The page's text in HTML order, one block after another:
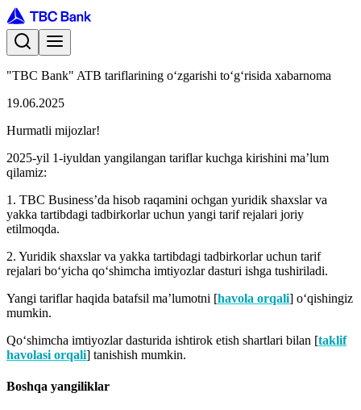
"TBC Bank" ATB tariflarining o‘zgarishi to‘g‘risida xabarnoma
19.06.2025
Hurmatli mijozlar!
2025-yil 1-iyuldan yangilangan tariflar kuchga kirishini ma’lum
qilamiz:
1. TBC Business’da hisob raqamini ochgan yuridik shaxslar va
yakka tartibdagi tadbirkorlar uchun yangi tarif rejalari joriy
etilmoqda.
2. Yuridik shaxslar va yakka tartibdagi tadbirkorlar uchun tarif
rejalari bo‘yicha qo‘shimcha imtiyozlar dasturi ishga tushiriladi.
Yangi tariflar haqida batafsil ma’lumotni [havola orqali] o‘qishingiz
mumkin.
Qo‘shimcha imtiyozlar dasturida ishtirok etish shartlari bilan [taklif
havolasi orqali] tanishish mumkin.
Boshqa yangiliklar